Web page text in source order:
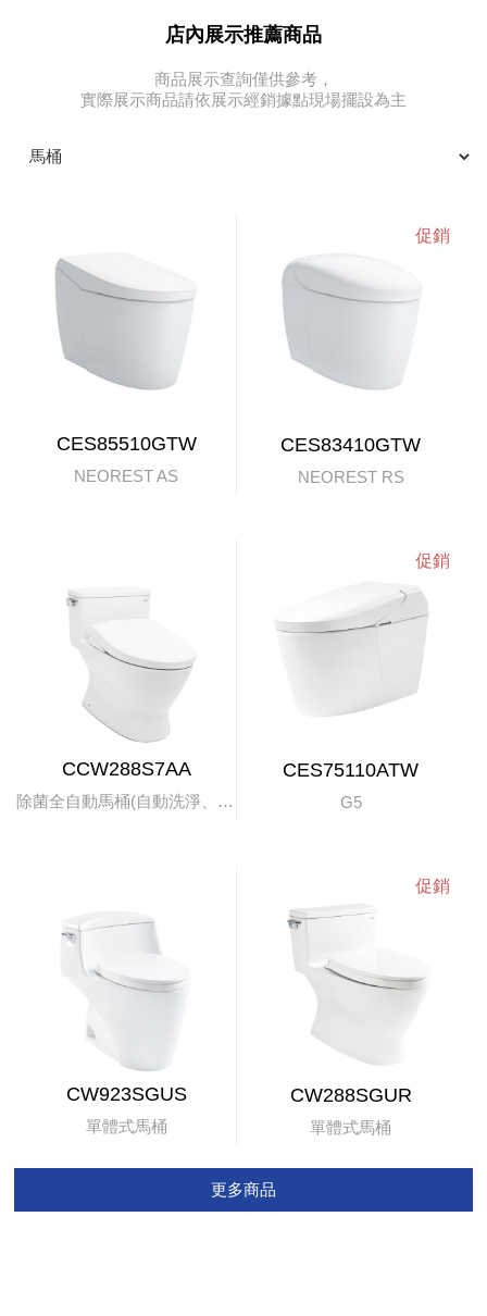
店內展示推薦商品
商品展示查詢僅供參考，
實際展示商品請依展示經銷據點現場擺設為主
CES85510GTW
NEOREST AS
CES83410GTW
NEOREST RS
CCW288S7AA
除菌全自動馬桶(自動洗淨、掀蓋)
CES75110ATW
G5
CW923SGUS
單體式馬桶
CW288SGUR
單體式馬桶
更多商品